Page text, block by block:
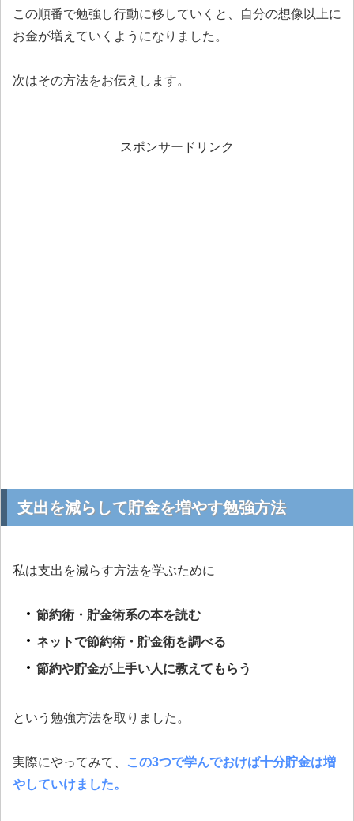
この順番で勉強し行動に移していくと、自分の想像以上に
お金が増えていくようになりました。
次はその方法をお伝えします。
スポンサードリンク
支出を減らして貯金を増やす勉強方法
私は支出を減らす方法を学ぶために
節約術・貯金術系の本を読む
ネットで節約術・貯金術を調べる
節約や貯金が上手い人に教えてもらう
という勉強方法を取りました。
実際にやってみて、
この3つで学んでおけば十分貯金は増
やしていけました。